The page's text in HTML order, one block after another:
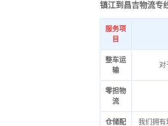
镇江到昌吉物流专
服务项
目
整车运
输
对
零担物
流
仓储配
我们拥有